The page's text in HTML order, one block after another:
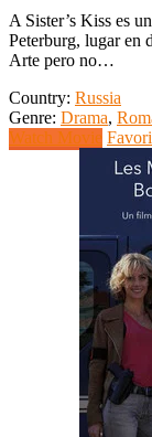
A Sister’s Kiss es
Peterburg, lugar en
Arte pero no…
Country: Russia
Genre: Drama,
Watch Movie